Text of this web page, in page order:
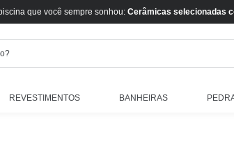
que você sempre sonhou: Cerâmicas selecionadas
REVESTIMENTOS BANHEIRAS